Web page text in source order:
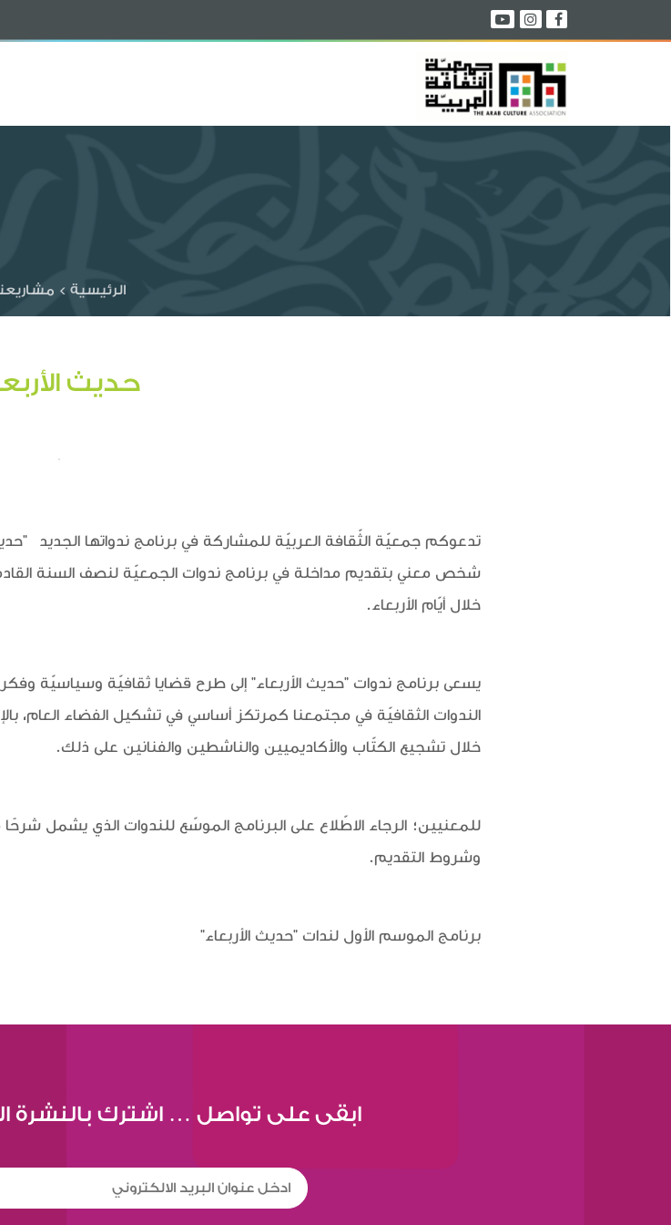
الرئيسية >
حديث
تدعوكم جمعيّة الثّقافة العربيّة للمشاركة في برنامج ندواتها الجديد
شخص معني بتقديم مداخلة في برنامج ندوات الجمعيّة لنصف السنة
خلال أيّام الأربعاء.
يسعى برنامج ندوات "حديث الأربعاء" إلى طرح قضايا ثقافيّة وسياسيّة
الندوات الثقافيّة في مجتمعنا كمرتكز أساسي في تشكيل الفضاء العام،
خلال تشجيع الكتّاب والأكاديميين والناشطين والفنانين على ذلك.
للمعنيين؛ الرجاء الاطّلاع على البرنامج الموسّع للندوات الذي يشمل
وشروط التقديم.
برنامج الموسم الأول لندات "حديث الأربعاء"
ابقى على تواصل … اشترك بالنشرة